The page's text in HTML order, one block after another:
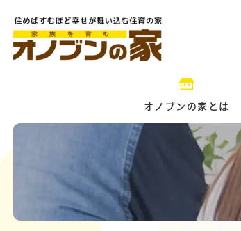
オノブンの家とは